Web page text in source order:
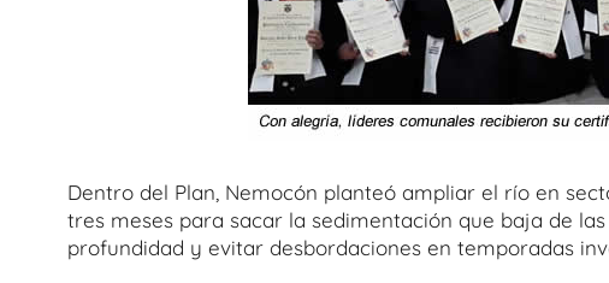
Dentro del Plan, Nemocón planteó ampliar el río en
tres meses para sacar la sedimentación que baja de
profundidad y evitar desbordaciones en temporadas